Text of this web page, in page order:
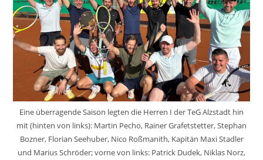
Eine überragende Saison legten die Herren I der TeG Alzstadt hin
mit (hinten von links): Martin Pecho, Rainer Grafetstetter, Stephan
Bozner, Florian Seehuber, Nico Roßmanith, Kapitän Maxi Stadler
und Marius Schröder; vorne von links: Patrick Dudek, Niklas Norz,